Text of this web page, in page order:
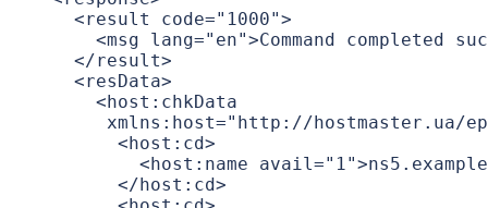
     <result code="1000">
<msg lang="en">Command completed
     </result>
     <resData>
       <host:chkData
xmlns:host="http://hostmaster.ua/
         <host:cd>
<host:name
         </host:cd>